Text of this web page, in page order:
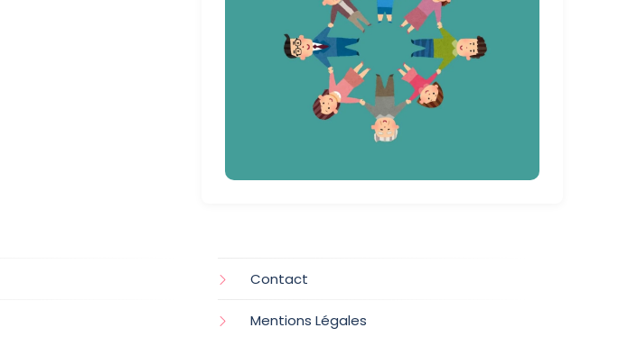
Contact
Mentions Légales